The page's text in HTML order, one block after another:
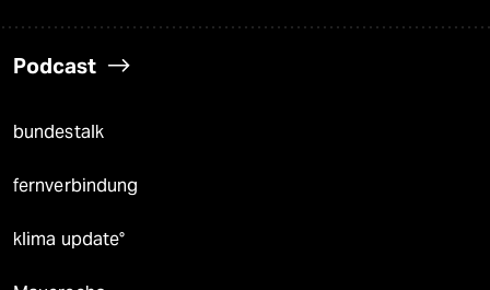
Podcast
bundestalk
fernverbindung
klima update°